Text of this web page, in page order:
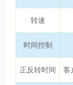
转速
时间控制
正反转时间 客